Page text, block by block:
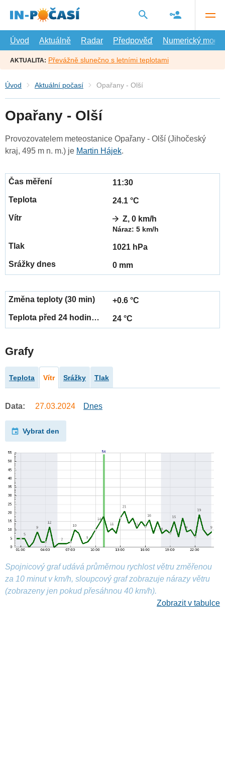
hlavní
Úvod
Aktuálně Radar Předpověď Numerický model
AKTUALITA: Převážně slunečno s letními teplotami
Úvod Aktuální počasí Opařany - Olší
Opařany - Olší
Provozovatelem meteostanice Opařany - Olší (Jihočeský
kraj, 495 m n. m.) je Martin Hájek.
11:30
24.1 °C
Z, 0 km/h
Náraz: 5 km/h
1021 hPa
0 mm
+0.6 °C
24 °C
Grafy
Teplota Vítr Srážky Tlak
Data: 27.03.2024 Dnes
Vybrat den
Spojnicový graf udává průměrnou rychlost větru změřenou
za 10 minut v km/h, sloupcový graf zobrazuje nárazy větru
(zobrazeny jen pokud přesáhnou 40 km/h).
Zobrazit v tabulce